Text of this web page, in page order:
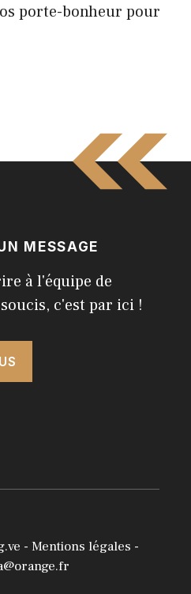
porte-bonheur pour
MESSAGE
à l'équipe de
c'est par ici !
- Mentions légales -